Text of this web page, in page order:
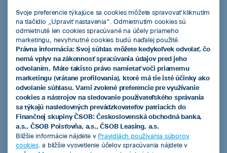
ČSOB Leasing a.s.
Produkty
Leasingový úver
Smart finančný leasing
Operatívny leasing
EIB úver so zvýhodneným úrokom
Svoje preferencie týkajúce sa cookies môžete spravovať kliknutím
na tlačidlo „Upraviť nastavenia“. Odmietnutím cookies sú
odmietnuté len cookies spracúvané na účely priameho
marketingu, nevyhnutné cookies budú naďalej použité.
Právna informácia: Svoj súhlas môžete kedykoľvek odvolať, čo
nemá vplyv na zákonnosť spracúvania údajov pred jeho
odvolaním. Máte takisto právo namietať voči priamemu
marketingu (vrátane profilovania), ktoré má tie isté účinky ako
odvolanie súhlasu. Vami zvolené preferencie pre využívanie
cookies a nástrojov na sledovanie používateľského správania
sa týkajú nasledovných prevádzkovateľov patriacich do
Finančnej skupiny ČSOB: Československá obchodná banka,
a.s., ČSOB Poisťovňa, a.s., ČSOB Leasing, a.s.
Bližšie informácie nájdete v Pravidlách používania súborov
cookies. a bližšie vysvetlenie účelov spracúvania nájdete v